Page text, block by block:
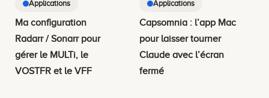
Applications
Ma configuration
Radarr / Sonarr pour
gérer le MULTi, le
VOSTFR et le VFF
Applications
Capsomnia : l’app Mac
pour laisser tourner
Claude avec l’écran
fermé